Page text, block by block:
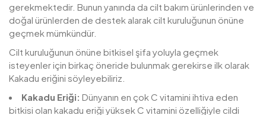
gerekmektedir. Bunun yanında da cilt bakım ürünlerinden ve
doğal ürünlerden de destek alarak cilt kuruluğunun önüne
geçmek mümkündür.
Cilt kuruluğunun önüne bitkisel şifa yoluyla geçmek
isteyenler için birkaç öneride bulunmak gerekirse ilk olarak
Kakadu eriğini söyleyebiliriz.
Kakadu Eriği: Dünyanın en çok C vitamini ihtiva eden
bitkisi olan kakadu eriği yüksek C vitamini özelliğiyle cildi